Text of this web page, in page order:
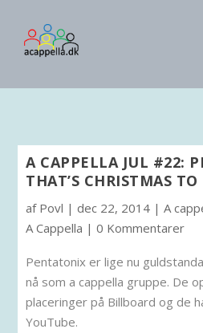
A CAPPELLA JUL #22:
THAT’S CHRISTMAS TO
af Povl |dec 22, 2014 |A
A Cappella |0 Kommentarer
Pentatonix er lige nu
nå som a cappella gruppe. De
placeringer på Billboard og de
YouTube.